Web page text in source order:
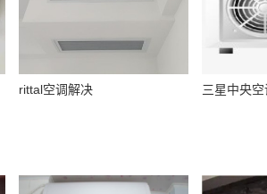
rittal空调解决 三星中央